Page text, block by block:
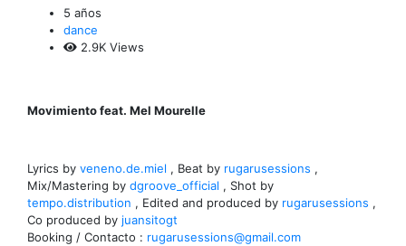
5 años
dance
2.9K Views
Movimiento feat. Mel Mourelle
Lyrics by veneno.de.miel , Beat by rugarusessions ,
Mix/Mastering by dgroove_official , Shot by
tempo.distribution , Edited and produced by rugarusessions ,
Co produced by juansitogt
Booking / Contacto : rugarusessions@gmail.com